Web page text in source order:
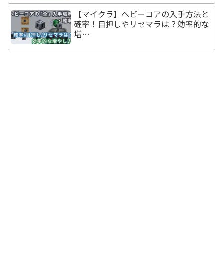
【マイクラ】ヘビーコアの入手方法と
確率！目押しやリセマラは？効率的な
増…